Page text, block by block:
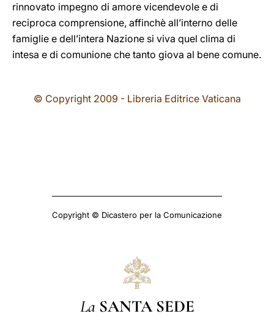
rinnovato impegno di amore vicendevole e di
reciproca comprensione, affinchè all’interno delle
famiglie e dell’intera Nazione si viva quel clima di
intesa e di comunione che tanto giova al bene comune.
© Copyright 2009 - Libreria Editrice Vaticana
Copyright © Dicastero per la Comunicazione
La SANTA SEDE